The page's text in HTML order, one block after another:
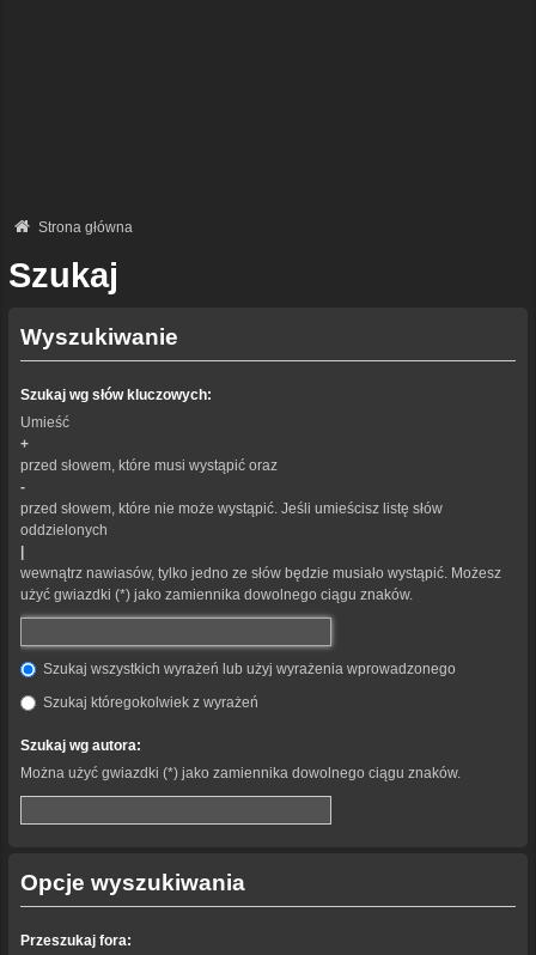
Strona główna
Szukaj
Wyszukiwanie
Szukaj wg słów kluczowych:
Umieść
+
przed słowem, które musi wystąpić oraz
-
przed słowem, które nie może wystąpić. Jeśli umieścisz listę słów
oddzielonych
wewnątrz nawiasów, tylko jedno ze słów będzie musiało wystąpić. Możesz
użyć gwiazdki (*) jako zamiennika dowolnego ciągu znaków.
Szukaj wszystkich wyrażeń lub użyj wyrażenia wprowadzonego
Szukaj któregokolwiek z wyrażeń
Szukaj wg autora:
Można użyć gwiazdki (*) jako zamiennika dowolnego ciągu znaków.
Opcje wyszukiwania
Przeszukaj fora: